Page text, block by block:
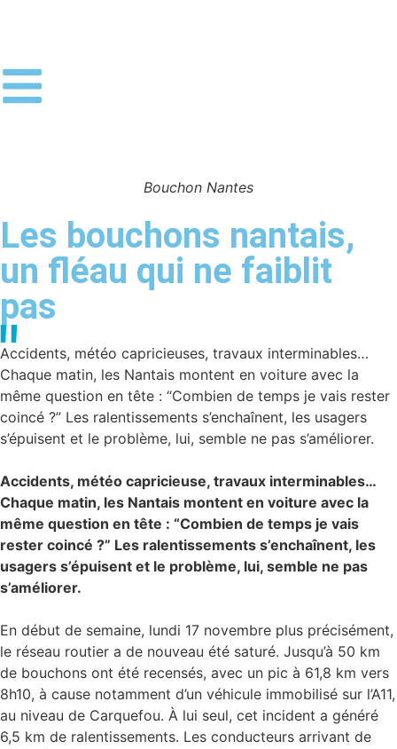
Bouchon Nantes
Les bouchons nantais,
un fléau qui ne faiblit
pas
Accidents, météo capricieuses, travaux interminables…
Chaque matin, les Nantais montent en voiture avec la
même question en tête : “Combien de temps je vais rester
coincé ?” Les ralentissements s’enchaînent, les usagers
s’épuisent et le problème, lui, semble ne pas s’améliorer.
Accidents, météo capricieuse, travaux interminables…
Chaque matin, les Nantais montent en voiture avec la
même question en tête : “Combien de temps je vais
rester coincé ?” Les ralentissements s’enchaînent, les
usagers s’épuisent et le problème, lui, semble ne pas
s’améliorer.
En début de semaine, lundi 17 novembre plus précisément,
le réseau routier a de nouveau été saturé. Jusqu’à 50 km
de bouchons ont été recensés, avec un pic à 61,8 km vers
8h10, à cause notamment d’un véhicule immobilisé sur l’A11,
au niveau de Carquefou. À lui seul, cet incident a généré
6,5 km de ralentissements. Les conducteurs arrivant de